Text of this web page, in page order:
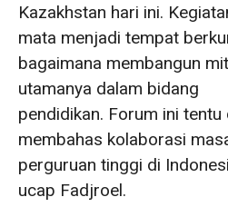
Kazakhstan hari ini.
mata menjadi tempat
bagaimana membangun
utamanya dalam bidang
pendidikan. Forum ini
membahas kolaborasi
perguruan tinggi di
ucap Fadjroel.